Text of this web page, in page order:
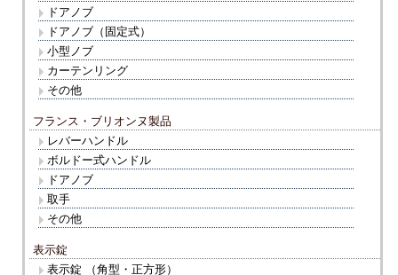
ドアノブ
ドアノブ（固定式）
小型ノブ
カーテンリング
その他
フランス・ブリオンヌ製品
レバーハンドル
ボルドー式ハンドル
ドアノブ
取手
その他
表示錠
表示錠 （角型・正方形）